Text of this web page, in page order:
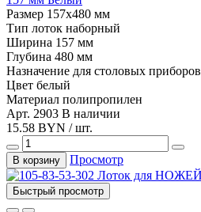
Размер 157х480 мм
Тип лоток наборный
Ширина 157 мм
Глубина 480 мм
Назначение для столовых приборов
Цвет белый
Материал полипропилен
Арт. 2903 В наличии
15.58 BYN / шт.
В корзину Просмотр
Быстрый просмотр